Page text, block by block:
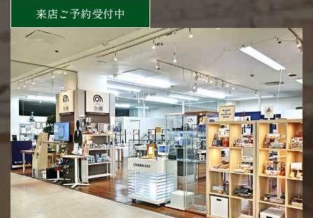
来店ご予約受付中